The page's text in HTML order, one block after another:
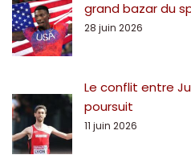
grand bazar du
28 juin 2026
Le conflit entre
poursuit
11 juin 2026